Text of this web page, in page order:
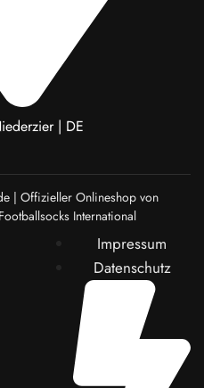
| DE
| Offizieller Onlineshop von
International
Impressum
Datenschutz